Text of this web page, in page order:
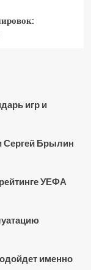
игр и
Сергей Брылин
УЕФА
именно